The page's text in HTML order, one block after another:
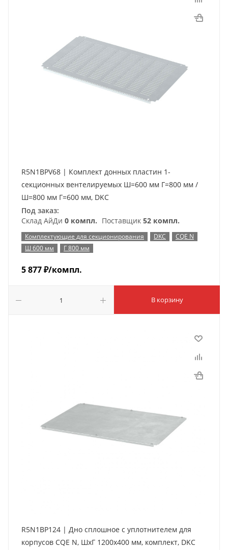
R5N1BPV68 | Комплект донных пластин 1-
секционных вентелируемых Ш=600 мм Г=800 мм /
Ш=800 мм Г=600 мм, DKC
Под заказ:
Склад АйДи 0 компл. Поставщик 52 компл.
Комплектующие для секционирования DKC
CQE N
Ш 600 мм
Г 800 мм
5 877₽/компл.
В корзину
R5N1BP124 | Дно сплошное с уплотнителем для
корпусов CQE N, ШхГ 1200х400 мм, комплект, DKC